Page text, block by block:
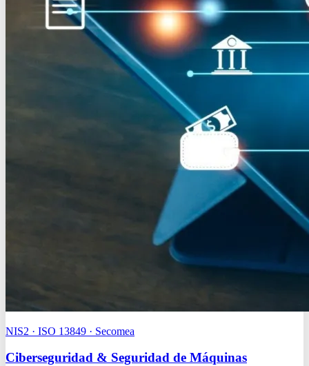
NIS2 · ISO 13849 · Secomea
Ciberseguridad & Seguridad de Máquinas